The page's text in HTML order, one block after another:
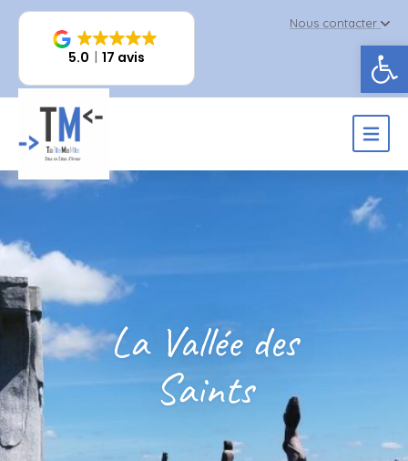
5.0 17 avis
Nous contacter
La Vallée des
Saints